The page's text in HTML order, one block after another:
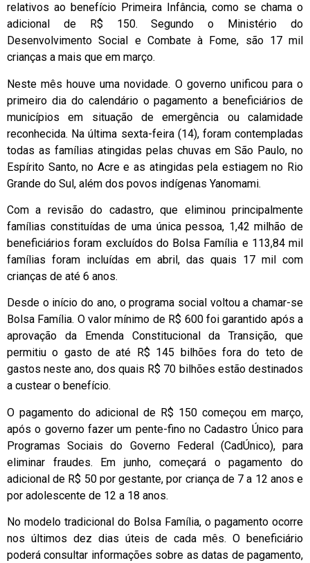
relativos ao benefício Primeira Infância, como se chama o
adicional de R$ 150. Segundo o Ministério do
Desenvolvimento Social e Combate à Fome, são 17 mil
crianças a mais que em março.
Neste mês houve uma novidade. O governo unificou para o
primeiro dia do calendário o pagamento a beneficiários de
municípios em situação de emergência ou calamidade
reconhecida. Na última sexta-feira (14), foram contempladas
todas as famílias atingidas pelas chuvas em São Paulo, no
Espírito Santo, no Acre e as atingidas pela estiagem no Rio
Grande do Sul, além dos povos indígenas Yanomami.
Com a revisão do cadastro, que eliminou principalmente
famílias constituídas de uma única pessoa, 1,42 milhão de
beneficiários foram excluídos do Bolsa Família e 113,84 mil
famílias foram incluídas em abril, das quais 17 mil com
crianças de até 6 anos.
Desde o início do ano, o programa social voltou a chamar-se
Bolsa Família. O valor mínimo de R$ 600 foi garantido após a
aprovação da Emenda Constitucional da Transição, que
permitiu o gasto de até R$ 145 bilhões fora do teto de
gastos neste ano, dos quais R$ 70 bilhões estão destinados
a custear o benefício.
O pagamento do adicional de R$ 150 começou em março,
após o governo fazer um pente-fino no Cadastro Único para
Programas Sociais do Governo Federal (CadÚnico), para
eliminar fraudes. Em junho, começará o pagamento do
adicional de R$ 50 por gestante, por criança de 7 a 12 anos e
por adolescente de 12 a 18 anos.
No modelo tradicional do Bolsa Família, o pagamento ocorre
nos últimos dez dias úteis de cada mês. O beneficiário
poderá consultar informações sobre as datas de pagamento,